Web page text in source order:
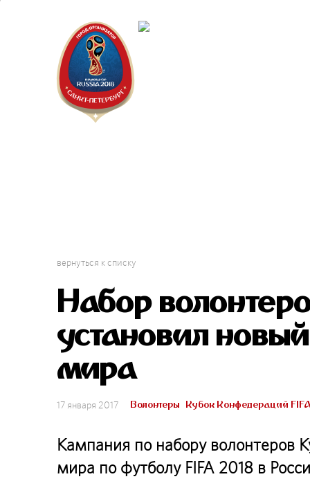
вернуться к списку
Набор
установил
мира
17 января 2017 Волонтеры Кубок Конфедераций
Кампания по набору волонтеров
мира по футболу FIFA 2018 в